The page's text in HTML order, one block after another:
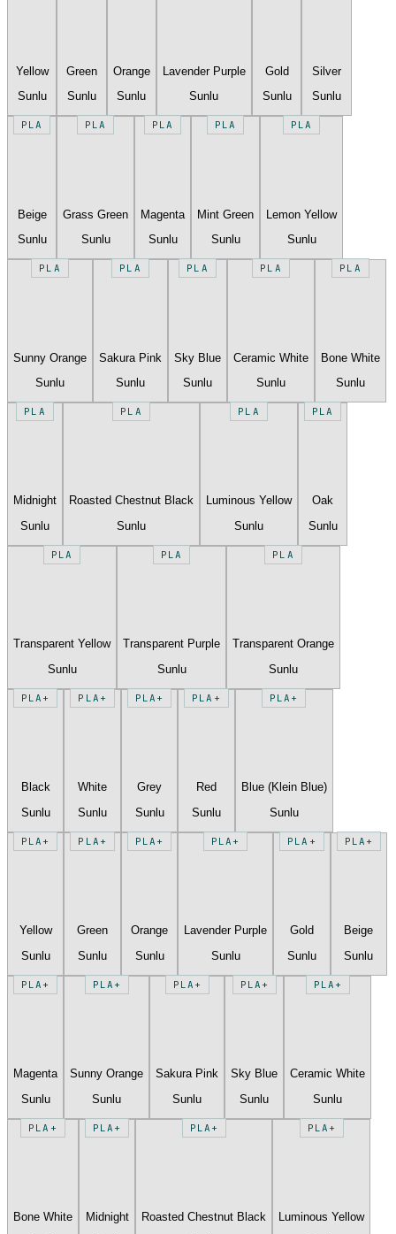
Yellow
Sunlu
Green
Sunlu
Orange
Sunlu
Lavender Purple
Sunlu
Gold
Sunlu
Silver
Sunlu
PLA
Beige
Sunlu
PLA
Grass Green
Sunlu
PLA
Magenta
Sunlu
PLA
Mint Green
Sunlu
PLA
Lemon Yellow
Sunlu
PLA
Sunny Orange
Sunlu
PLA
Sakura Pink
Sunlu
PLA
Sky Blue
Sunlu
PLA
Ceramic White
Sunlu
PLA
Bone White
Sunlu
PLA
Midnight
Sunlu
PLA
Roasted Chestnut Black
Sunlu
PLA
Luminous Yellow
Sunlu
PLA
Oak
Sunlu
PLA
Transparent Yellow
Sunlu
PLA
Transparent Purple
Sunlu
PLA
Transparent Orange
Sunlu
PLA+
Black
Sunlu
PLA+
White
Sunlu
PLA+
Grey
Sunlu
PLA+
Red
Sunlu
PLA+
Blue (Klein Blue)
Sunlu
PLA+
Yellow
Sunlu
PLA+
Green
Sunlu
PLA+
Orange
Sunlu
PLA+
Lavender Purple
Sunlu
PLA+
Gold
Sunlu
PLA+
Beige
Sunlu
PLA+
Magenta
Sunlu
PLA+
Sunny Orange
Sunlu
PLA+
Sakura Pink
Sunlu
PLA+
Sky Blue
Sunlu
PLA+
Ceramic White
Sunlu
PLA+
Bone White
PLA+
Midnight
PLA+
Roasted Chestnut Black
PLA+
Luminous Yellow